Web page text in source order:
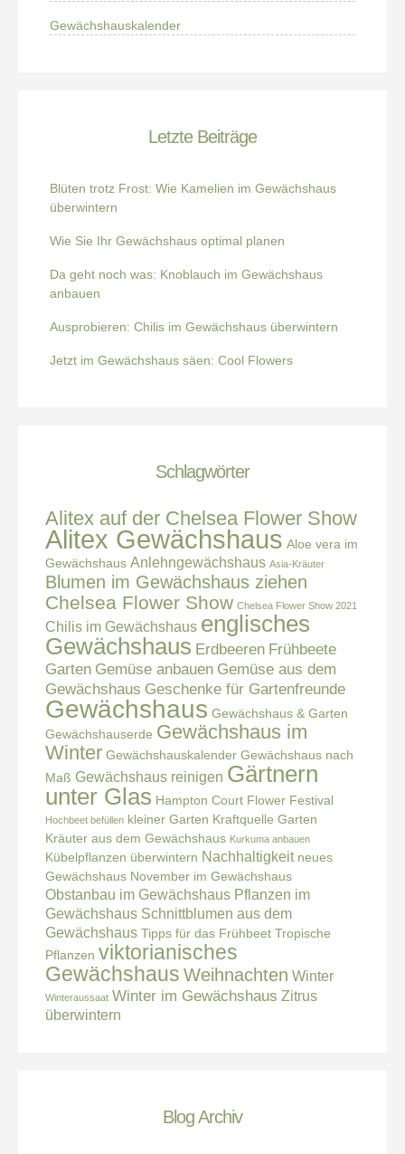
Gewächshauskalender
Letzte Beiträge
Blüten trotz Frost: Wie Kamelien im Gewächshaus
überwintern
Wie Sie Ihr Gewächshaus optimal planen
Da geht noch was: Knoblauch im Gewächshaus
anbauen
Ausprobieren: Chilis im Gewächshaus überwintern
Jetzt im Gewächshaus säen: Cool Flowers
Schlagwörter
Alitex auf der Chelsea Flower Show
Alitex Gewächshaus Aloe vera im
Gewächshaus Anlehngewächshaus Asia-Kräuter
Blumen im Gewächshaus ziehen
Chelsea Flower Show Chelsea Flower Show 2021
Chilis im Gewächshaus englisches
Gewächshaus Erdbeeren Frühbeete
Garten Gemüse anbauen Gemüse aus dem
Gewächshaus Geschenke für Gartenfreunde
Gewächshaus Gewächshaus & Garten
Gewächshauserde Gewächshaus im
Winter Gewächshauskalender Gewächshaus nach
Maß Gewächshaus reinigen Gärtnern
unter Glas Hampton Court Flower Festival
Hochbeet befüllen kleiner Garten Kraftquelle Garten
Kräuter aus dem Gewächshaus Kurkuma anbauen
Kübelpflanzen überwintern Nachhaltigkeit neues
Gewächshaus November im Gewächshaus
Obstanbau im Gewächshaus Pflanzen im
Gewächshaus Schnittblumen aus dem
Gewächshaus Tipps für das Frühbeet Tropische
Pflanzen viktorianisches
Gewächshaus Weihnachten Winter
Winteraussaat Winter im Gewächshaus Zitrus
überwintern
Blog Archiv